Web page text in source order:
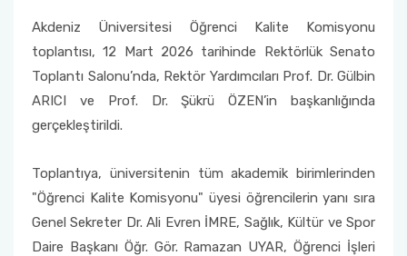
Akdeniz Üniversitesi Öğrenci Kalite Komisyonu
toplantısı, 12 Mart 2026 tarihinde Rektörlük Senato
Toplantı Salonu’nda, Rektör Yardımcıları Prof. Dr. Gülbin
ARICI ve Prof. Dr. Şükrü ÖZEN’in başkanlığında
gerçekleştirildi.
Toplantıya, üniversitenin tüm akademik birimlerinden
"Öğrenci Kalite Komisyonu" üyesi öğrencilerin yanı sıra
Genel Sekreter Dr. Ali Evren İMRE, Sağlık, Kültür ve Spor
Daire Başkanı Öğr. Gör. Ramazan UYAR, Öğrenci İşleri